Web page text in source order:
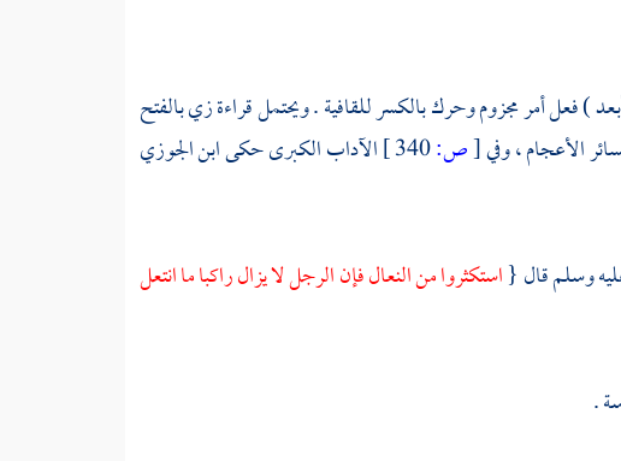
) فعل أمر مجزوم وحرك بالكسر للقافية . ويحتمل قراءة زي بالفتح
الأعجام ، وفي[ص: الآداب الكبرى حكىابن الجوزي
وسلم قال {استكثروا من النعال فإن الرجل لا يزال راكبا ما انتعل
.